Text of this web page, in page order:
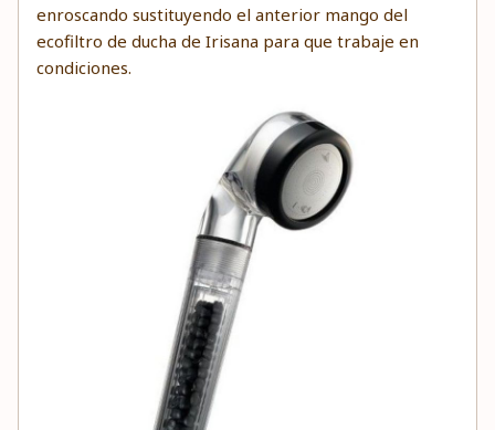
enroscando sustituyendo el anterior mango del
ecofiltro de ducha de Irisana para que trabaje en
condiciones.